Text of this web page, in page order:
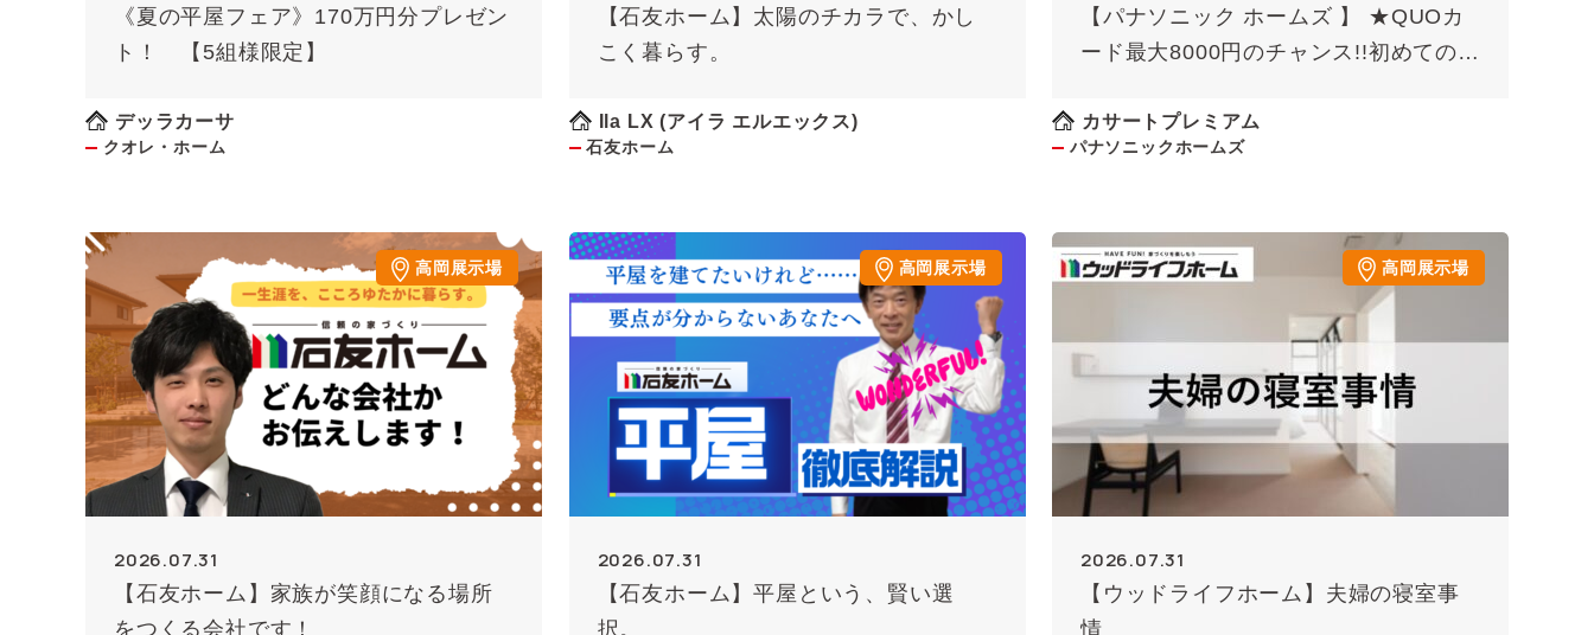
《夏の平屋フェア》170万円分プレゼン
ト！ 【5組様限定】
デッラカーサ
クオレ・ホーム
【石友ホーム】太陽のチカラで、かし
こく暮らす。
Ila LX (アイラ エルエックス)
石友ホーム
【パナソニック ホームズ 】 ★QUOカ
ード最大8000円のチャンス!!初めての方
カサートプレミアム
パナソニックホームズ
高岡展示場
2026.07.31
【石友ホーム】家族が笑顔になる場所
をつくる会社です！
高岡展示場
2026.07.31
【石友ホーム】平屋という、賢い選
択。
高岡展示場
2026.07.31
【ウッドライフホーム】夫婦の寝室事
情